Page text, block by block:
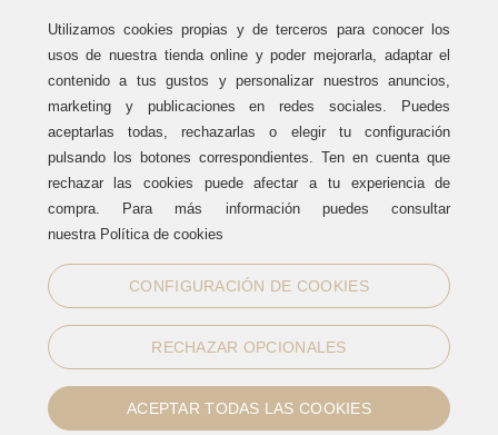
Guía de compra
Métodos de envío
Área de clientes
Devolución sin problemas
Haz tus compras sin miedo a
equivocarte:
aceptamos devolucionesdurante
15 días.
Sellos de confianza
Utilizamos cookies propias y de terceros para conocer los
usos de nuestra tienda online y poder mejorarla, adaptar el
contenido a tus gustos y personalizar nuestros anuncios,
marketing y publicaciones en redes sociales. Puedes
aceptarlas todas, rechazarlas o elegir tu configuración
pulsando los botones correspondientes. Ten en cuenta que
rechazar las cookies puede afectar a tu experiencia de
compra. Para más información puedes consultar
nuestra Política de cookies
CONFIGURACIÓN DE COOKIES
RECHAZAR OPCIONALES
ACEPTAR TODAS LAS COOKIES